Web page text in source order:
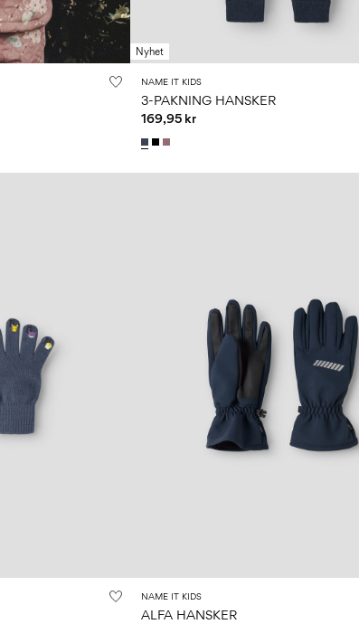
Nyhet
NAME IT KIDS
3-PAKNING HANSKER
169,95 kr
NAME IT KIDS
ALFA HANSKER